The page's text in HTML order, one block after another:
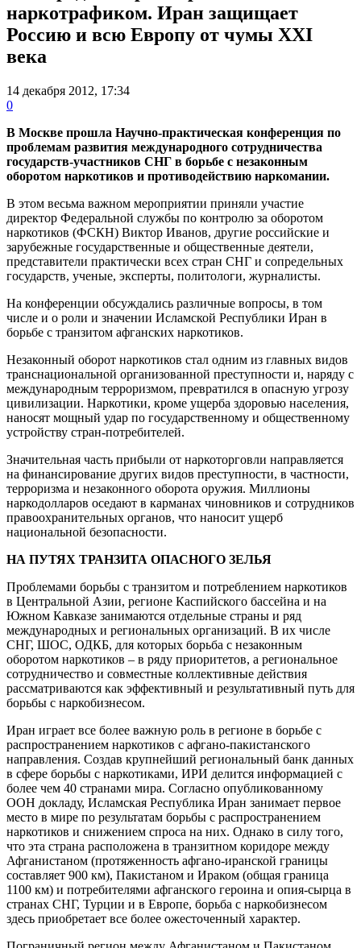
наркотрафиком. Иран защищает
Россию и всю Европу от чумы XXI
века
14 декабря 2012, 17:34
0
В Москве прошла Научно-практическая конференция по
проблемам развития международного сотрудничества
государств-участников СНГ в борьбе с незаконным
оборотом наркотиков и противодействию наркомании.
В этом весьма важном мероприятии приняли участие
директор Федеральной службы по контролю за оборотом
наркотиков (ФСКН) Виктор Иванов, другие российские и
зарубежные государственные и общественные деятели,
представители практически всех стран СНГ и сопредельных
государств, ученые, эксперты, политологи, журналисты.
На конференции обсуждались различные вопросы, в том
числе и о роли и значении Исламской Республики Иран в
борьбе с транзитом афганских наркотиков.
Незаконный оборот наркотиков стал одним из главных видов
транснациональной организованной преступности и, наряду с
международным терроризмом, превратился в опасную угрозу
цивилизации. Наркотики, кроме ущерба здоровью населения,
наносят мощный удар по государственному и общественному
устройству стран-потребителей.
Значительная часть прибыли от наркоторговли направляется
на финансирование других видов преступности, в частности,
терроризма и незаконного оборота оружия. Миллионы
наркодолларов оседают в карманах чиновников и сотрудников
правоохранительных органов, что наносит ущерб
национальной безопасности.
НА ПУТЯХ ТРАНЗИТА ОПАСНОГО ЗЕЛЬЯ
Проблемами борьбы с транзитом и потреблением наркотиков
в Центральной Азии, регионе Каспийского бассейна и на
Южном Кавказе занимаются отдельные страны и ряд
международных и региональных организаций. В их числе
СНГ, ШОС, ОДКБ, для которых борьба с незаконным
оборотом наркотиков – в ряду приоритетов, а региональное
сотрудничество и совместные коллективные действия
рассматриваются как эффективный и результативный путь для
борьбы с наркобизнесом.
Иран играет все более важную роль в регионе в борьбе с
распространением наркотиков с афгано-пакистанского
направления. Создав крупнейший региональный банк данных
в сфере борьбы с наркотиками, ИРИ делится информацией с
более чем 40 странами мира. Согласно опубликованному
ООН докладу, Исламская Республика Иран занимает первое
место в мире по результатам борьбы с распространением
наркотиков и снижением спроса на них. Однако в силу того,
что эта страна расположена в транзитном коридоре между
Афганистаном (протяженность афгано-иранской границы
составляет 900 км), Пакистаном и Ираком (общая граница
1100 км) и потребителями афганского героина и опия-сырца в
странах СНГ, Турции и в Европе, борьба с наркобизнесом
здесь приобретает все более ожесточенный характер.